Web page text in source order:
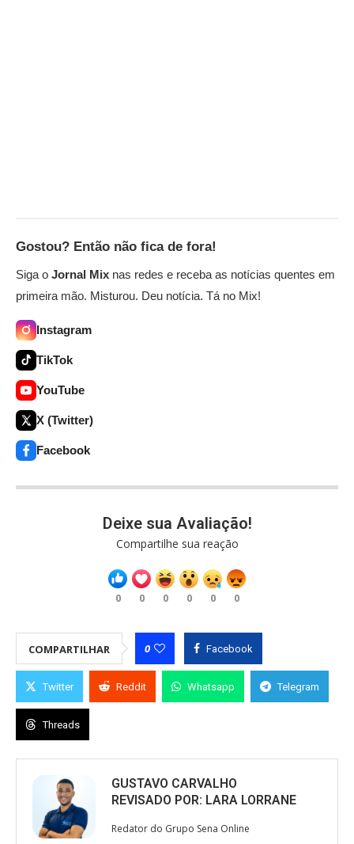
Gostou? Então não fica de fora!
Siga o Jornal Mix nas redes e receba as notícias quentes em
primeira mão. Misturou. Deu notícia. Tá no Mix!
Instagram
TikTok
YouTube
X (Twitter)
Facebook
Deixe sua Avaliação!
Compartilhe sua reação
0 0 0 0 0 0
COMPARTILHAR 0 Facebook
Twitter Reddit Whatsapp Telegram
Threads
GUSTAVO CARVALHO
REVISADO POR: LARA LORRANE
Redator do Grupo Sena Online